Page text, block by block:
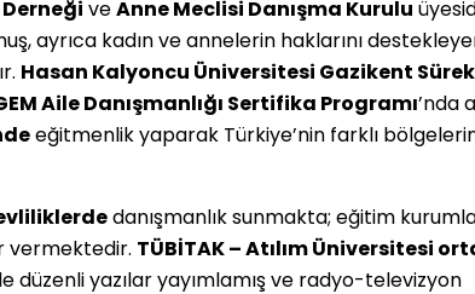
ve Anne Meclisi Danışma Kurulu
ayrıca kadın ve annelerin haklarını
Hasan Kalyoncu Üniversitesi Gazikent
Aile Danışmanlığı Sertifika Programı’nda
eğitmenlik yaparak Türkiye’nin farklı
danışmanlık sunmakta; eğitim
vermektedir. TÜBİTAK – Atılım Üniversitesi
düzenli yazılar yayımlamış ve radyo-televizyon